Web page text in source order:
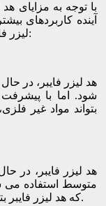
با توجه به مزایای
آینده کاربردهای
لیزر فایبر در آینده می توان به موارد زیر اشاره کرد:
هد لیزر فایبر، در
شود. اما با پیشرفت
بتواند مواد غیر
هد لیزر فایبر، در
متوسط استفاده می
که هد لیزر فایبر بتواند فلزات با ضخامت بیشتر را نیز برش دهد.